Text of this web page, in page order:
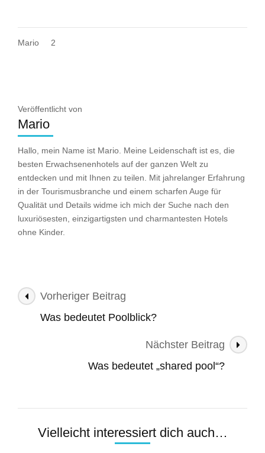
Mario 2
Veröffentlicht von
Mario
Hallo, mein Name ist Mario. Meine Leidenschaft ist es, die
besten Erwachsenenhotels auf der ganzen Welt zu
entdecken und mit Ihnen zu teilen. Mit jahrelanger Erfahrung
in der Tourismusbranche und einem scharfen Auge für
Qualität und Details widme ich mich der Suche nach den
luxuriösesten, einzigartigsten und charmantesten Hotels
ohne Kinder.
Beitragsnavigation
Vorheriger Beitrag
Was bedeutet Poolblick?
Nächster Beitrag
Was bedeutet „shared pool“?
Vielleicht interessiert dich auch…